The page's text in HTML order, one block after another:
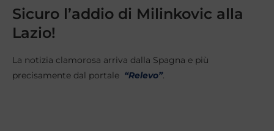
Sicuro l’addio di Milinkovic alla
Lazio!
La notizia clamorosa arriva dalla Spagna e più
precisamente dal portale “Relevo”.